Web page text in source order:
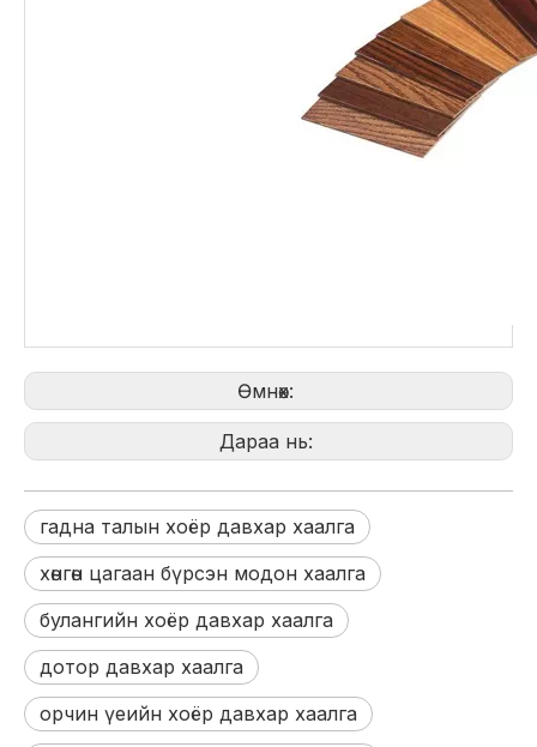
Өмнөх:
Дараа нь:
гадна талын хоёр давхар хаалга
хөнгөн цагаан бүрсэн модон хаалга
булангийн хоёр давхар хаалга
дотор давхар хаалга
орчин үеийн хоёр давхар хаалга